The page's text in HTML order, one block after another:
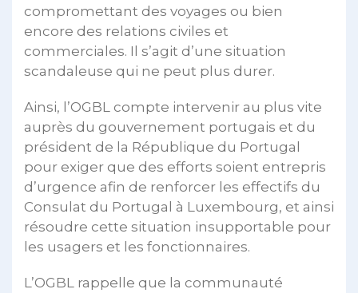
compromettant des voyages ou bien
encore des relations civiles et
commerciales. Il s’agit d’une situation
scandaleuse qui ne peut plus durer.
Ainsi, l’OGBL compte intervenir au plus vite
auprès du gouvernement portugais et du
président de la République du Portugal
pour exiger que des efforts soient entrepris
d’urgence afin de renforcer les effectifs du
Consulat du Portugal à Luxembourg, et ainsi
résoudre cette situation insupportable pour
les usagers et les fonctionnaires.
L’OGBL rappelle que la communauté